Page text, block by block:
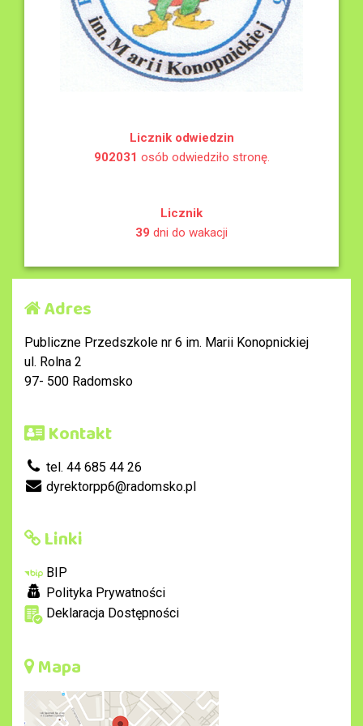
Licznik odwiedzin
902031 osób odwiedziło stronę.
Licznik
39 dni do wakacji
Adres
Publiczne Przedszkole nr 6 im. Marii Konopnickiej
ul. Rolna 2
97- 500 Radomsko
Kontakt
tel. 44 685 44 26
dyrektorpp6@radomsko.pl
Linki
BIP
Polityka Prywatności
Deklaracja Dostępności
Mapa